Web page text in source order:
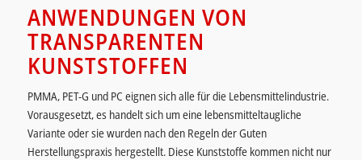
ANWENDUNGEN VON
TRANSPARENTEN
KUNSTSTOFFEN
PMMA, PET-G und PC eignen sich alle für die Lebensmittelindustrie.
Vorausgesetzt, es handelt sich um eine lebensmitteltaugliche
Variante oder sie wurden nach den Regeln der Guten
Herstellungspraxis hergestellt. Diese Kunststoffe kommen nicht nur